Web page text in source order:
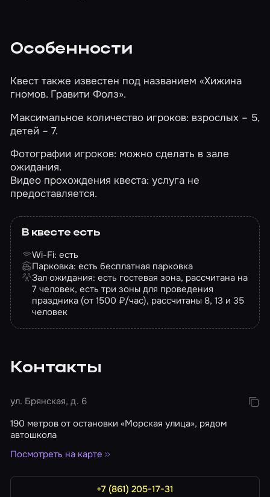
Особенности
Квест также известен под названием «Хижина
гномов. Гравити Фолз».
Максимальное количество игроков: взрослых – 5,
детей – 7.
Фотографии игроков: можно сделать в зале
ожидания.
Видео прохождения квеста: услуга не
предоставляется.
В квесте есть
Wi-Fi: есть
Парковка: есть бесплатная парковка
Зал ожидания: есть гостевая зона, рассчитана на
7 человек, есть три зоны для проведения
праздника (от 1500 ₽/час), рассчитаны 8, 13 и 35
человек
Контакты
ул. Брянская, д. 6
190 метров от остановки «Морская улица», рядом
автошкола
Посмотреть на карте
+7 (861) 205-17-31